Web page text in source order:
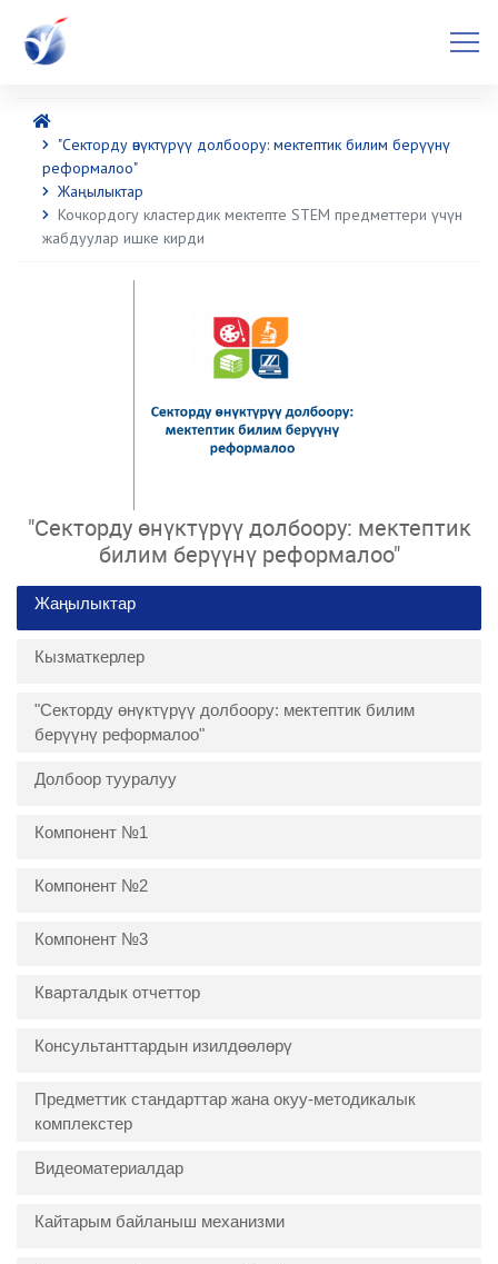
"Секторду өнүктүрүү долбоору: мектептик билим берүүнү
реформалоо"
Жаңылыктар
Кочкордогу кластердик мектепте STEM предметтери үчүн
жабдуулар ишке кирди
"Секторду өнүктүрүү долбоору: мектептик
билим берүүнү реформалоо"
Жаңылыктар
Кызматкерлер
"Секторду өнүктүрүү долбоору: мектептик билим
берүүнү реформалоо"
Долбоор тууралуу
Компонент №1
Компонент №2
Компонент №3
Кварталдык отчеттор
Консультанттардын изилдөөлөрү
Предметтик стандарттар жана окуу-методикалык
комплекстер
Видеоматериалдар
Кайтарым байланыш механизми